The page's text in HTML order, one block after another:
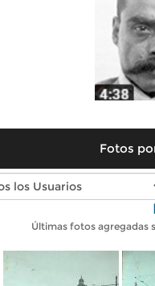
Fotos
Fotos antiguas de
Últimas fotos agregadas